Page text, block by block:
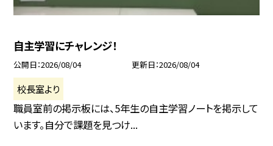
自主学習にチャレンジ！
公開日 2026/08/04 更新日 2026/08/04
校長室より
職員室前の掲示板には、5年生の自主学習ノートを掲示して
います。自分で課題を見つけ...